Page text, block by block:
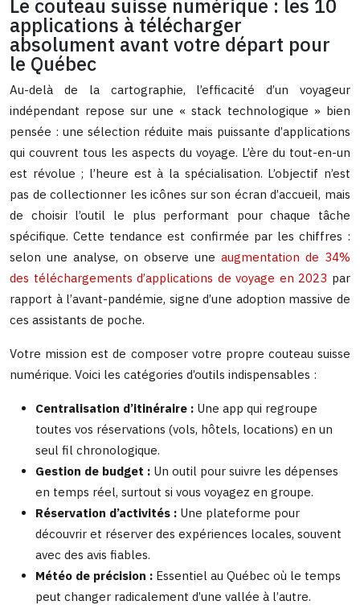
Le couteau suisse numérique : les 10
applications à télécharger
absolument avant votre départ pour
le Québec
Au-delà de la cartographie, l’efficacité d’un voyageur
indépendant repose sur une « stack technologique » bien
pensée : une sélection réduite mais puissante d’applications
qui couvrent tous les aspects du voyage. L’ère du tout-en-un
est révolue ; l’heure est à la spécialisation. L’objectif n’est
pas de collectionner les icônes sur son écran d’accueil, mais
de choisir l’outil le plus performant pour chaque tâche
spécifique. Cette tendance est confirmée par les chiffres :
selon une analyse, on observe une augmentation de 34%
des téléchargements d’applications de voyage en 2023 par
rapport à l’avant-pandémie, signe d’une adoption massive de
ces assistants de poche.
Votre mission est de composer votre propre couteau suisse
numérique. Voici les catégories d’outils indispensables :
Centralisation d’itinéraire : Une app qui regroupe
toutes vos réservations (vols, hôtels, locations) en un
seul fil chronologique.
Gestion de budget : Un outil pour suivre les dépenses
en temps réel, surtout si vous voyagez en groupe.
Réservation d’activités : Une plateforme pour
découvrir et réserver des expériences locales, souvent
avec des avis fiables.
Météo de précision : Essentiel au Québec où le temps
peut changer radicalement d’une vallée à l’autre.